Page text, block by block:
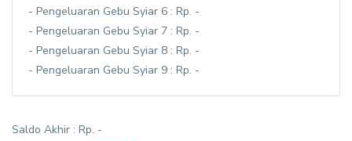
- Pengeluaran Gebu Syiar 6 : Rp. -
- Pengeluaran Gebu Syiar 7 : Rp. -
- Pengeluaran Gebu Syiar 8 : Rp. -
- Pengeluaran Gebu Syiar 9 : Rp. -
Saldo Akhir : Rp. -